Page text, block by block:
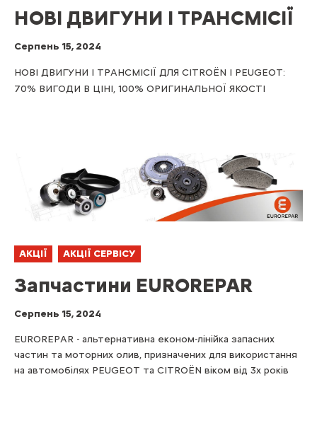
НОВІ ДВИГУНИ І ТРАНСМІСІЇ
Серпень 15, 2024
НОВІ ДВИГУНИ І ТРАНСМІСІЇ ДЛЯ CITROЁN І PEUGEOT:
70% ВИГОДИ В ЦІНІ, 100% ОРИГИНАЛЬНОЇ ЯКОСТІ
АКЦІЇ АКЦІЇ СЕРВІСУ
Запчастини EUROREPAR
Серпень 15, 2024
EUROREPAR - альтернативна економ-лінійка запасних
частин та моторних олив, призначених для використання
на автомобілях PEUGEOT та CITROËN віком від 3х років